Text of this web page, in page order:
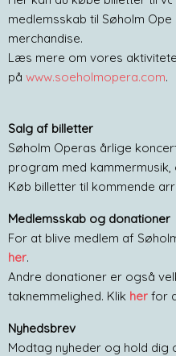
medlemsskab til Søholm
merchandise.
Læs mere om vores
på www.soeholmopera.com.
Salg af billetter
Søholm Operas årlige
program med
Køb billetter til kommende
Medlemsskab og donationer
For at blive medlem af
her.
Andre donationer er også
taknemmelighed. Klik her for
Nyhedsbrev
Modtag nyheder og hold dig